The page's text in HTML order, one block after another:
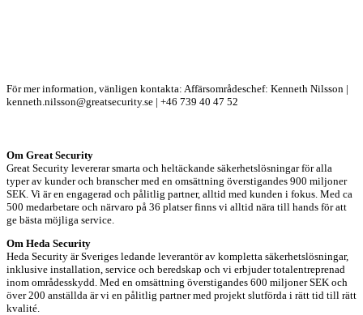
För mer information, vänligen kontakta: Affärsområdeschef: Kenneth Nilsson |
kenneth.nilsson@greatsecurity.se | +46 739 40 47 52
Om Great Security
Great Security levererar smarta och heltäckande säkerhetslösningar för alla
typer av kunder och branscher med en omsättning överstigandes 900 miljoner
SEK. Vi är en engagerad och pålitlig partner, alltid med kunden i fokus. Med ca
500 medarbetare och närvaro på 36 platser finns vi alltid nära till hands för att
ge bästa möjliga service.
Om Heda Security
Heda Security är Sveriges ledande leverantör av kompletta säkerhetslösningar,
inklusive installation, service och beredskap och vi erbjuder totalentreprenad
inom områdesskydd. Med en omsättning överstigandes 600 miljoner SEK och
över 200 anställda är vi en pålitlig partner med projekt slutförda i rätt tid till rätt
kvalité.